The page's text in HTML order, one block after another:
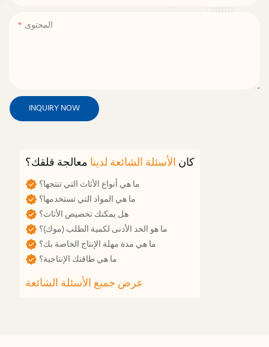
المحتوى
INQUIRY NOW
كان الأسئلة الشائعة لدينا معالجة قلقك؟
ما هي أنواع الأثاث التي تنتجها؟
ما هي المواد التي تستخدمها؟
هل يمكنك تخصيص الأثاث؟
ما هو الحد الأدنى لكمية الطلب (موك)؟
ما هي طاقتك الإنتاجية؟